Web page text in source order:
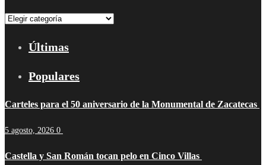
Categorías
Últimas
Populares
Carteles para el 50 aniversario de la Monumental de Zacatecas
5 agosto, 2026 0
Castella y San Román tocan pelo en Cinco Villas